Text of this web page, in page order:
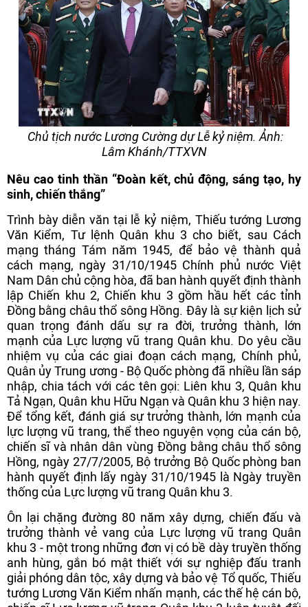
Chủ tịch nước Lương Cường dự Lễ kỷ niệm. Ảnh:
Lâm Khánh/TTXVN
Nêu cao tinh thần “Đoàn kết, chủ động, sáng tạo, hy
sinh, chiến thắng”
Trình bày diễn văn tại lễ kỷ niệm, Thiếu tướng Lương
Văn Kiểm, Tư lệnh Quân khu 3 cho biết, sau Cách
mạng tháng Tám năm 1945, để bảo vệ thành quả
cách mạng, ngày 31/10/1945 Chính phủ nước Việt
Nam Dân chủ cộng hòa, đã ban hành quyết định thành
lập Chiến khu 2, Chiến khu 3 gồm hầu hết các tỉnh
Đồng bằng châu thổ sông Hồng. Đây là sự kiện lịch sử
quan trọng đánh dấu sự ra đời, trưởng thành, lớn
mạnh của Lực lượng vũ trang Quân khu. Do yêu cầu
nhiệm vụ của các giai đoạn cách mạng, Chính phủ,
Quân ủy Trung ương - Bộ Quốc phòng đã nhiều lần sáp
nhập, chia tách với các tên gọi: Liên khu 3, Quân khu
Tả Ngạn, Quân khu Hữu Ngạn và Quân khu 3 hiện nay.
Để tổng kết, đánh giá sự trưởng thành, lớn mạnh của
lực lượng vũ trang, thể theo nguyện vọng của cán bộ,
chiến sĩ và nhân dân vùng Đồng bằng châu thổ sông
Hồng, ngày 27/7/2005, Bộ trưởng Bộ Quốc phòng ban
hành quyết định lấy ngày 31/10/1945 là Ngày truyền
thống của Lực lượng vũ trang Quân khu 3.
Ôn lại chặng đường 80 năm xây dựng, chiến đấu và
trưởng thành vẻ vang của Lực lượng vũ trang Quân
khu 3 - một trong những đơn vị có bề dày truyền thống
anh hùng, gắn bó mật thiết với sự nghiệp đấu tranh
giải phóng dân tộc, xây dựng và bảo vệ Tổ quốc, Thiếu
tướng Lương Văn Kiểm nhấn mạnh, các thế hệ cán bộ,